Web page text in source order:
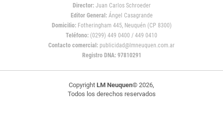
Director: Juan Carlos Schroeder
Editor General:Ángel Casagrande
Domicilio:Fotheringham 445, Neuquén (CP 8300)
Teléfono: (0299) 449 0400 / 449 0410
Contacto comercial: publicidad@lmneuquen.com.ar
Registro DNA: 97810291
Copyright LM Neuquen© 2026,
Todos los derechos reservados